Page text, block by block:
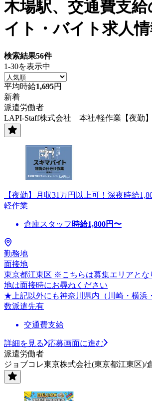
木場駅、交通費支給
イト・バイト求人
検索結果56件
1-30を表示中
平均時給1,695円
新着
派遣労働者
LAPI-Staff株式会社 本社/軽作業【夜勤
【夜勤】月収31万円以上可！深夜時給
軽作業
倉庫スタッフ 時給1,800円〜
勤務地
面接地
東京都江東区 ※こちらは募集エリアとな
地は面接時にお尋ねください
★上記以外にも神奈川県内（川崎・横浜
数派遣先有
交通費支給
詳細を見る
応募画面に進む
派遣労働者
ジョブコレ東京株式会社(東京都江東区)/